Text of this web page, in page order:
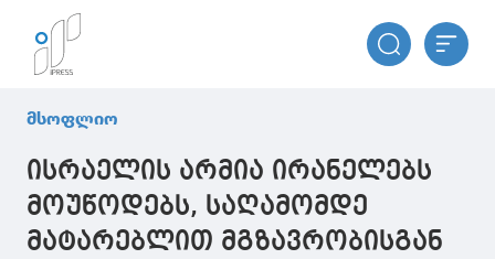
მსოფლიო
ისრაელის არმია ირანელებს
მოუწოდებს, საღამომდე
მატარებლით მგზავრობისგან